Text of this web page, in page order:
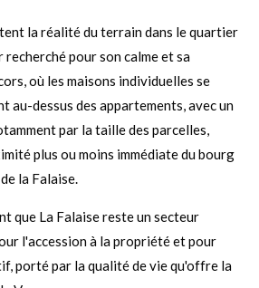
la réalité du terrain dans le quartier
recherché pour son calme et sa
où les maisons individuelles se
au-dessus des appartements, avec un
par la taille des parcelles,
plus ou moins immédiate du bourg
la Falaise.
que La Falaise reste un secteur
l'accession à la propriété et pour
porté par la qualité de vie qu'offre la